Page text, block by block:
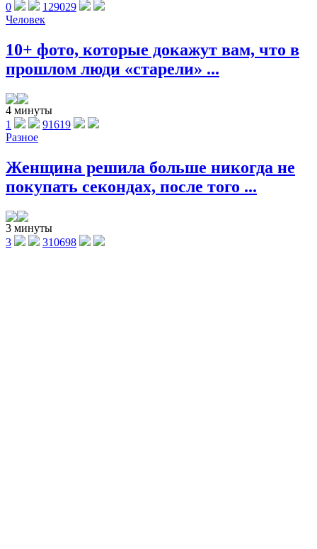
0
129029
Человек
10+ фото, которые докажут вам, что в
прошлом люди «старели» ...
4 минуты
1
91619
Разное
Женщина решила больше никогда не
покупать секондах, после того ...
3 минуты
3
310698